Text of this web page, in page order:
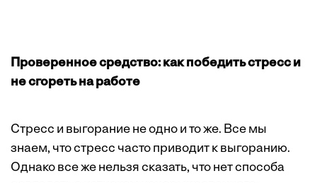
Проверенное средство: как победить стресс и
не сгореть на работе
Стресс и выгорание не одно и то же. Все мы
знаем, что стресс часто приводит к выгоранию.
Однако все же нельзя сказать, что нет способа